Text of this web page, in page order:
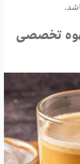
تخصصی